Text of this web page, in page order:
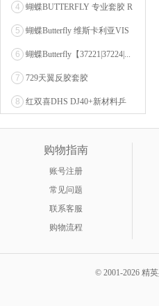
4
蝴蝶BUTTERFLY 专业套胶 R
5
蝴蝶Butterfly 维斯卡利亚VIS
6
蝴蝶Butterfly【37221|37224|...
7 729天翼反胶套胶
8
红双喜DHS DJ40+新材料乒
乓球 WTT系列...
购物指南
账号注册
常见问题
联系客服
购物流程
© 2001-2026 精